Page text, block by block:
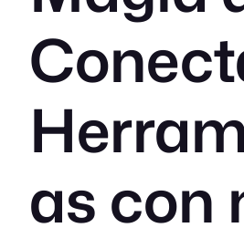
as con